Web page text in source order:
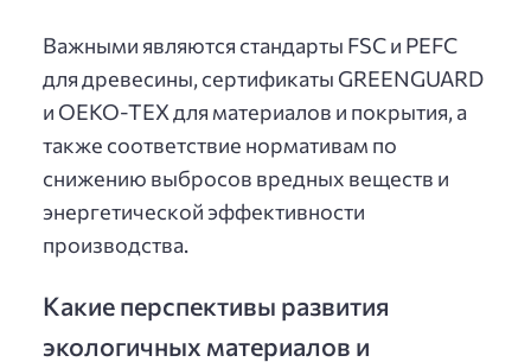
Важными являются стандарты FSC и PEFC
для древесины, сертификаты GREENGUARD
и OEKO-TEX для материалов и покрытия, а
также соответствие нормативам по
снижению выбросов вредных веществ и
энергетической эффективности
производства.
Какие перспективы развития
экологичных материалов и